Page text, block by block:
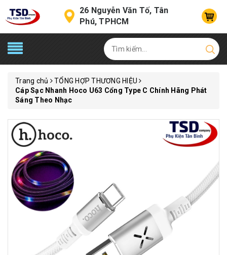
26 Nguyễn Văn Tố, Tân
Phú, TPHCM
Trang chủ
TỔNG HỢP THƯƠNG HIỆU
Cáp Sạc Nhanh Hoco U63 Cổng Type C Chính Hãng Phát
Sáng Theo Nhạc